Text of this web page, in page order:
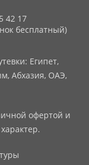
42 17
бесплатный)
Египет,
Абхазия, ОАЭ,
офертой и